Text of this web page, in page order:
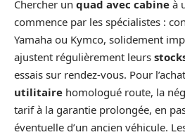
Chercher un quad avec cabine à
commence par les spécialistes :
Yamaha ou Kymco, solidement
ajustent régulièrement leurs
essais sur rendez-vous. Pour
utilitaire homologué route, la
tarif à la garantie prolongée, en
éventuelle d’un ancien véhicule.